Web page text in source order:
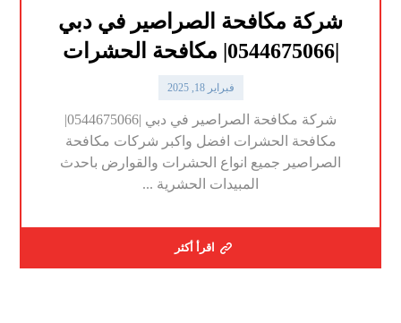
شركة مكافحة الصراصير في دبي
|0544675066| مكافحة الحشرات
فبراير 18, 2025
شركة مكافحة الصراصير في دبي |0544675066|
مكافحة الحشرات افضل واكبر شركات مكافحة
الصراصير جميع انواع الحشرات والقوارض باحدث
المبيدات الحشرية ...
اقرأ أكثر